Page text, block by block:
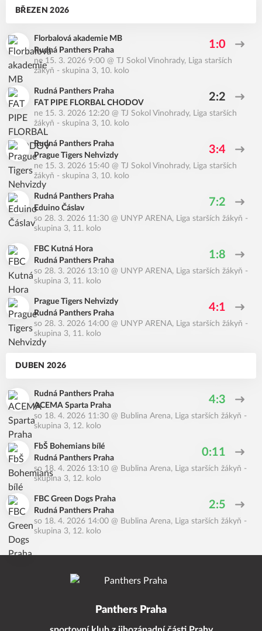
BŘEZEN 2026
Florbalová akademie MB
Rudná Panthers Praha
1:0
ne 15. 3. 2026 9:00 @ TJ Sokol Vinohrady, Liga starších
žákyň - skupina 3, 10. kolo
Rudná Panthers Praha
FAT PIPE FLORBAL CHODOV
2:2
ne 15. 3. 2026 12:20 @ TJ Sokol Vinohrady, Liga starších
žákyň - skupina 3, 10. kolo
Rudná Panthers Praha
Prague Tigers Nehvizdy
3:4
ne 15. 3. 2026 15:40 @ TJ Sokol Vinohrady, Liga starších
žákyň - skupina 3, 10. kolo
Rudná Panthers Praha
Eduino Čáslav
7:2
so 28. 3. 2026 11:30 @ UNYP ARENA, Liga starších žákyň -
skupina 3, 11. kolo
FBC Kutná Hora
Rudná Panthers Praha
1:8
so 28. 3. 2026 13:10 @ UNYP ARENA, Liga starších žákyň -
skupina 3, 11. kolo
Prague Tigers Nehvizdy
Rudná Panthers Praha
4:1
so 28. 3. 2026 14:00 @ UNYP ARENA, Liga starších žákyň -
skupina 3, 11. kolo
DUBEN 2026
Rudná Panthers Praha
ACEMA Sparta Praha
4:3
so 18. 4. 2026 11:30 @ Bublina Arena, Liga starších žákyň -
skupina 3, 12. kolo
FbŠ Bohemians bílé
Rudná Panthers Praha
0:11
so 18. 4. 2026 13:10 @ Bublina Arena, Liga starších žákyň -
skupina 3, 12. kolo
FBC Green Dogs Praha
Rudná Panthers Praha
2:5
so 18. 4. 2026 14:00 @ Bublina Arena, Liga starších žákyň -
skupina 3, 12. kolo
Panthers Praha